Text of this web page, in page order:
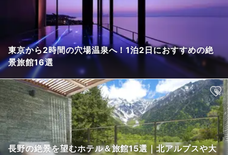
東京から2時間の穴場温泉へ！1泊2日におすすめの絶
景旅館16選
長野の絶景を望むホテル＆旅館15選｜北アルプスや大